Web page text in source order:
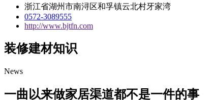
浙江省湖州市南浔区和孚镇云北村牙家湾
0572-3089555
http://www.bjtfn.com
装修建材知识
News
一曲以来做家居渠道都不是一件的事